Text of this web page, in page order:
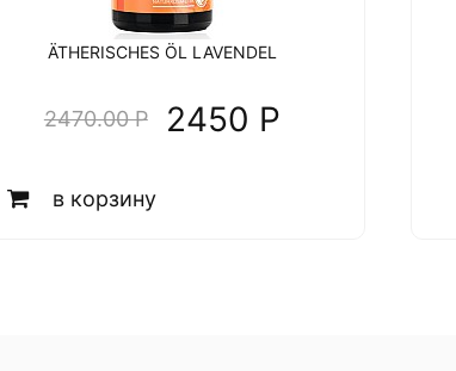
ÄTHERISCHES ÖL LAVENDEL
2470.00 P 2450 P
в корзину